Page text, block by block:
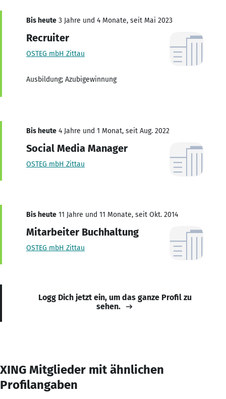
Bis heute 3 Jahre und 4 Monate, seit Mai 2023
Recruiter
OSTEG mbH Zittau
Ausbildung; Azubigewinnung
Bis heute 4 Jahre und 1 Monat, seit Aug. 2022
Social Media Manager
OSTEG mbH Zittau
Bis heute 11 Jahre und 11 Monate, seit Okt. 2014
Mitarbeiter Buchhaltung
OSTEG mbH Zittau
Logg Dich jetzt ein, um das ganze Profil zu
sehen.
XING Mitglieder mit ähnlichen
Profilangaben